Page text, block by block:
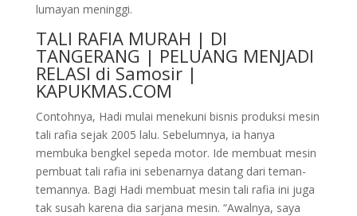
lumayan meninggi.
TALI RAFIA MURAH | DI
TANGERANG | PELUANG MENJADI
RELASI di Samosir |
KAPUKMAS.COM
Contohnya, Hadi mulai menekuni bisnis produksi mesin
tali rafia sejak 2005 lalu. Sebelumnya, ia hanya
membuka bengkel sepeda motor. Ide membuat mesin
pembuat tali rafia ini sebenarnya datang dari teman-
temannya. Bagi Hadi membuat mesin tali rafia ini juga
tak susah karena dia sarjana mesin. “Awalnya, saya